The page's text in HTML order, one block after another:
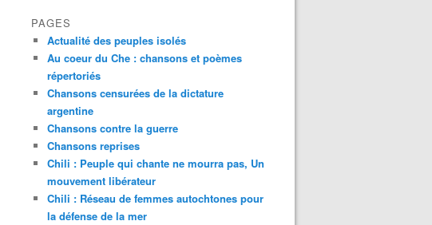
PAGES
Actualité des peuples isolés
Au coeur du Che : chansons et poèmes
répertoriés
Chansons censurées de la dictature
argentine
Chansons contre la guerre
Chansons reprises
Chili : Peuple qui chante ne mourra pas, Un
mouvement libérateur
Chili : Réseau de femmes autochtones pour
la défense de la mer